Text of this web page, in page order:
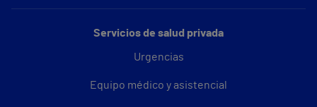
Servicios de salud privada
Urgencias
Equipo médico y asistencial